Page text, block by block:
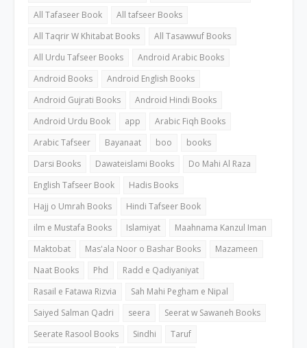
All Tafaseer Book
All tafseer Books
All Taqrir W Khitabat Books
All Tasawwuf Books
All Urdu Tafseer Books
Android Arabic Books
Android Books
Android English Books
Android Gujrati Books
Android Hindi Books
Android Urdu Book
app
Arabic Fiqh Books
Arabic Tafseer
Bayanaat boo
books
Darsi Books
Dawateislami Books
Do Mahi Al Raza
English Tafseer Book
Hadis Books
Hajj o Umrah Books
Hindi Tafseer Book
ilm e Mustafa Books
Islamiyat
Maahnama Kanzul Iman
Maktobat
Mas'ala Noor o Bashar Books
Mazameen
Naat Books
Phd
Radd e Qadiyaniyat
Rasail e Fatawa Rizvia
Sah Mahi Pegham e Nipal
Saiyed Salman Qadri
seera
Seerat w Sawaneh Books
Seerate Rasool Books
Sindhi
Taruf